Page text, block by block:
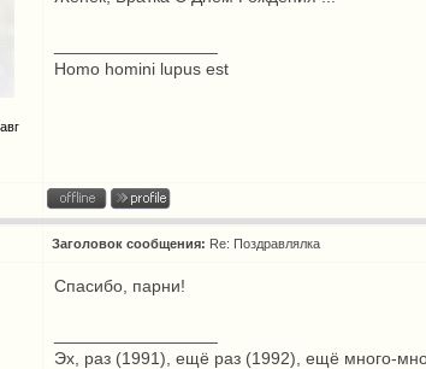
Homo homini lupus est
Заголовок сообщения: Re: Поздравлялка
Спасибо, парни!
Эх, раз (1991), ещё раз (1992), ещё много-